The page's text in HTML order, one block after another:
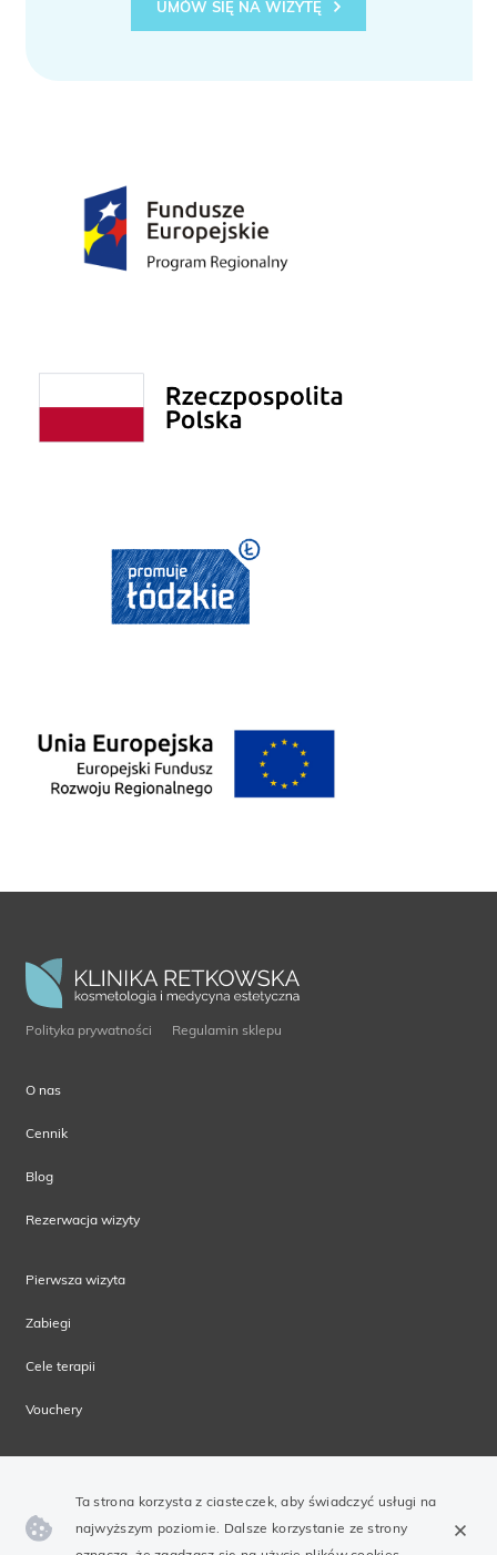
UMÓW SIĘ NA WIZYTĘ
Polityka prywatności Regulamin sklepu
O nas
Cennik
Blog
Rezerwacja wizyty
Pierwsza wizyta
Zabiegi
Cele terapii
Vouchery
Ta strona korzysta z ciasteczek, aby świadczyć usługi na
najwyższym poziomie. Dalsze korzystanie ze strony